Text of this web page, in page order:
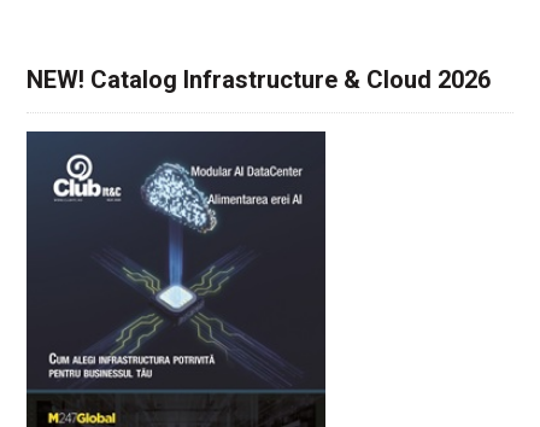
NEW! Catalog Infrastructure & Cloud 2026